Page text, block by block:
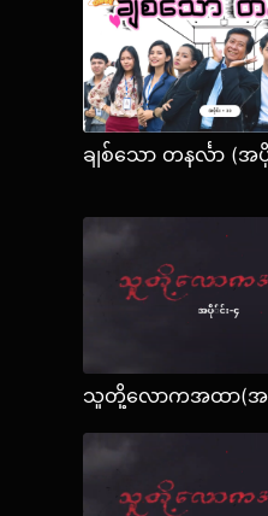
ချစ်သော တနင်္လာ (အပို
သူတို့လောကအထာ(အပို